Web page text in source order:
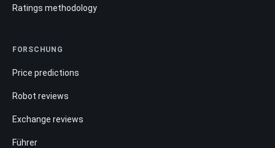
Ratings methodology
FORSCHUNG
Price predictions
Robot reviews
Exchange reviews
Führer